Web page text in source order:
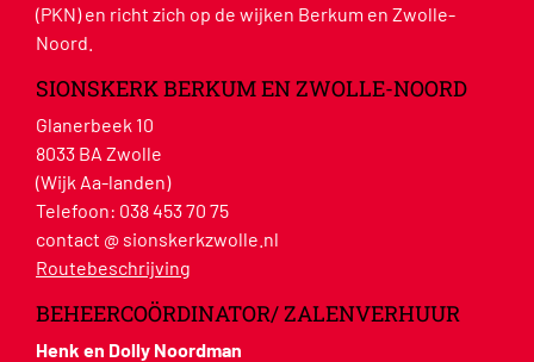
(PKN) en richt zich op de wijken Berkum en Zwolle-
Noord.
SIONSKERK BERKUM EN ZWOLLE-NOORD
Glanerbeek 10
8033 BA Zwolle
(Wijk Aa-landen)
Telefoon: 038 453 70 75
contact @ sionskerkzwolle.nl
Routebeschrijving
BEHEERCOÖRDINATOR/ ZALENVERHUUR
Henk en Dolly Noordman